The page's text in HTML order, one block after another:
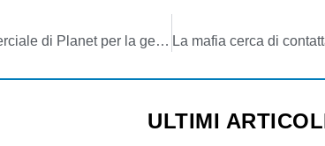
Varata la nuova divisione commerciale di Planet per la gestione degli spazi pubblicitari di NL e delle convenzioni e degli eventi speciali di Consultmedia
ULTIMI